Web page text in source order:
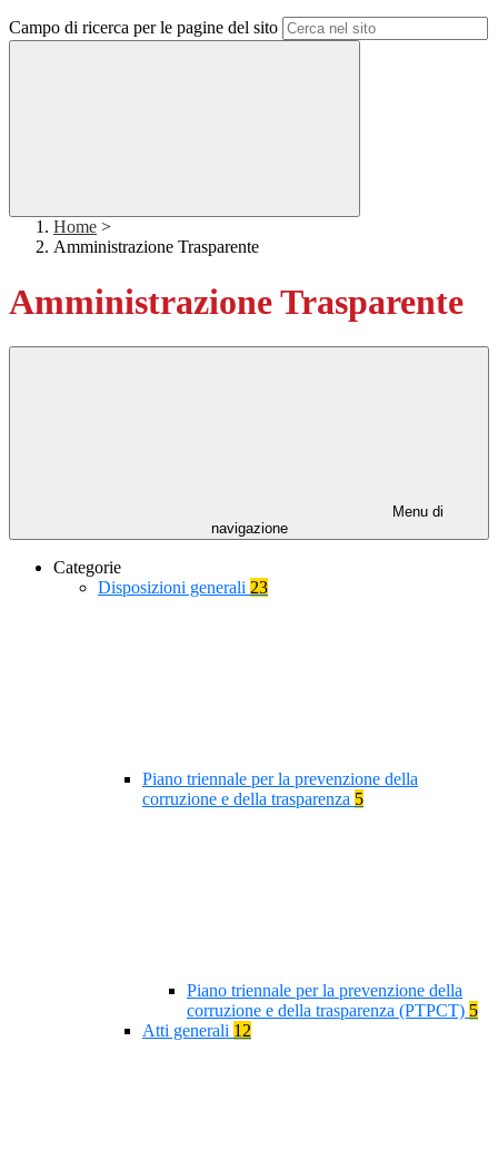
Campo di ricerca per le pagine del sito
Home >
Amministrazione Trasparente
Amministrazione Trasparente
Menu di
navigazione
Categorie
Disposizioni generali 23
Piano triennale per la prevenzione della
corruzione e della trasparenza 5
Piano triennale per la prevenzione della
corruzione e della trasparenza (PTPCT) 5
Atti generali 12